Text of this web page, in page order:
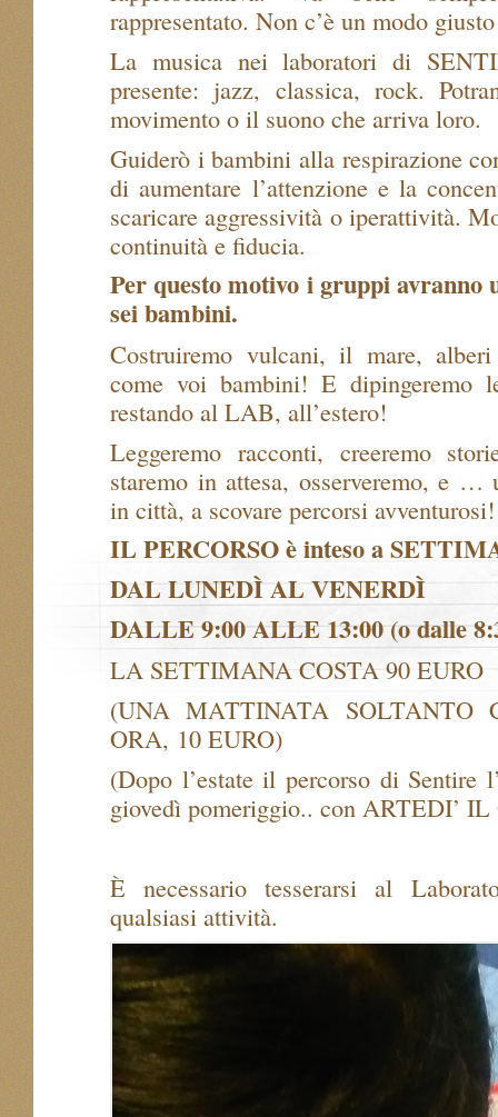
rappresentato. Non c’è un modo
La musica nei laboratori di
presente: jazz, classica, rock.
movimento o il suono che arriva loro.
Guiderò i bambini alla respirazione
di aumentare l’attenzione e la
scaricare aggressività o iperattività.
continuità e fiducia.
Per questo motivo i gruppi avranno
sei bambini.
Costruiremo vulcani, il mare,
come voi bambini! E dipingeremo
restando al LAB, all’estero!
Leggeremo racconti, creeremo
staremo in attesa, osserveremo, e …
in città, a scovare percorsi avventurosi!
IL PERCORSO è inteso a
DAL LUNEDÌ AL VENERDÌ
DALLE 9:00 ALLE 13:00 (o dalle
LA SETTIMANA COSTA 90 EURO
(UNA MATTINATA SOLTANTO
ORA, 10 EURO)
(Dopo l’estate il percorso di
giovedì pomeriggio.. con ARTEDI’
È necessario tesserarsi al
qualsiasi attività.